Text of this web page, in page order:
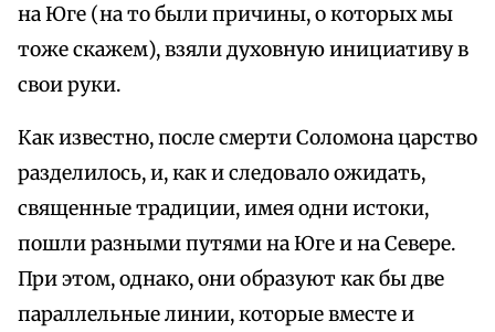
на Юге (на то были причины, о которых мы
тоже скажем), взяли духовную инициативу в
свои руки.
Как известно, после смерти Соломона царство
разделилось, и, как и следовало ожидать,
священные традиции, имея одни истоки,
пошли разными путями на Юге и на Севере.
При этом, однако, они образуют как бы две
параллельные линии, которые вместе и